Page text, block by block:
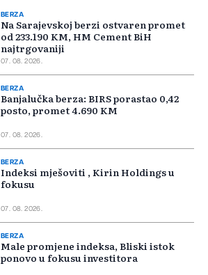
BERZA
Na Sarajevskoj berzi ostvaren promet
od 233.190 KM, HM Cement BiH
najtrgovaniji
07. 08. 2026.
BERZA
Banjalučka berza: BIRS porastao 0,42
posto, promet 4.690 KM
07. 08. 2026.
BERZA
Indeksi mješoviti , Kirin Holdings u
fokusu
07. 08. 2026.
BERZA
Male promjene indeksa, Bliski istok
ponovo u fokusu investitora